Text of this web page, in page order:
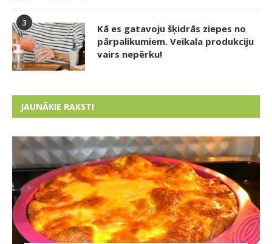
3
Kā es gatavoju šķidrās ziepes no
pārpalikumiem. Veikala produkciju
vairs nepērku!
JAUNĀKIE RAKSTI